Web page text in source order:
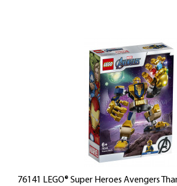
76141 LEGO® Super Heroes Avengers